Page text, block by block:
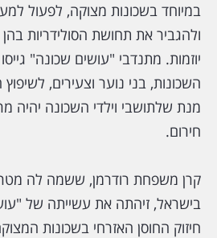
במיוחד בשכונות מצוקה, לפעול
ולהגביר את תחושת הסולידריות
יוזמות. מתנדבי "עושים שכונה"
השכונות, בני נוער וצעירים,
מנת שלתושבי וילדי השכונה יהיה
חירום.
קרן משפחת רודרמן, ששמה לה
בישראל, זיהתה את עשייתה של
חיזוק החוסן האזרחי בשכונות